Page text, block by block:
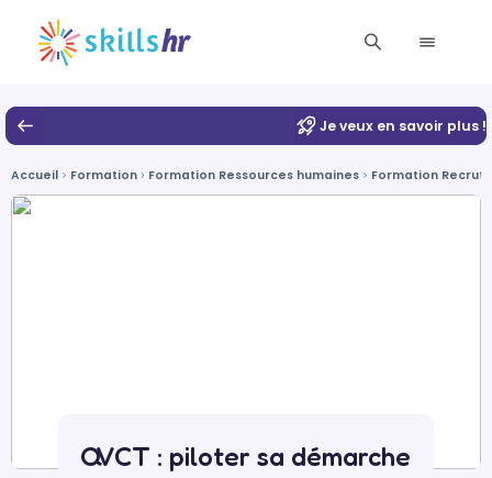
Je veux en savoir plus !
Accueil Formation Formation Ressources humaines Formation
QVCT : piloter sa démarche